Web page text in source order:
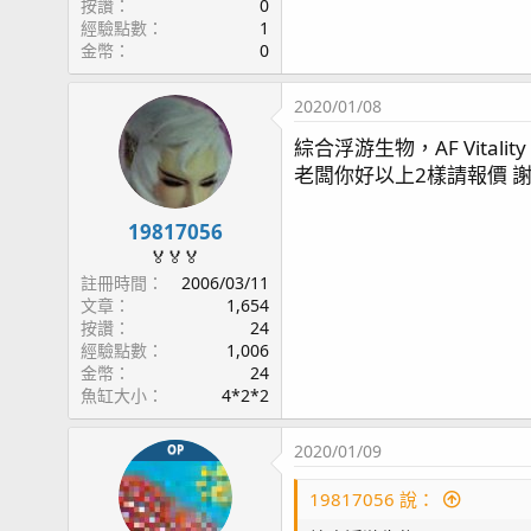
按讚
0
經驗點數
1
金幣
0
19817056
🏅🏅🏅
註冊時間
2006/03/11
文章
1,654
按讚
24
經驗點數
1,006
金幣
24
魚缸大小
4*2*2
2020/01/08
綜合浮游生物，AF Vitality
老闆你好以上2樣請報價
OP 2020/01/09
19817056 說：